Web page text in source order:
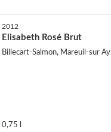
2012
Elisabeth Rosé Brut
Billecart-Salmon, Mareuil-sur Ay
0,75 l